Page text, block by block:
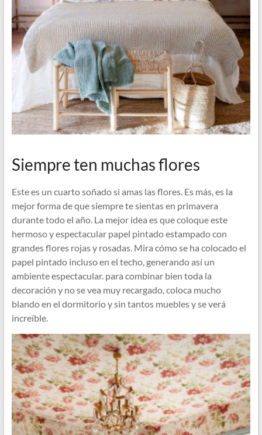
Siempre ten muchas flores
Este es un cuarto soñado si amas las flores. Es más, es la
mejor forma de que siempre te sientas en primavera
durante todo el año. La mejor idea es que coloque este
hermoso y espectacular papel pintado estampado con
grandes flores rojas y rosadas. Mira cómo se ha colocado el
papel pintado incluso en el techo, generando así un
ambiente espectacular. para combinar bien toda la
decoración y no se vea muy recargado, coloca mucho
blando en el dormitorio y sin tantos muebles y se verá
increíble.